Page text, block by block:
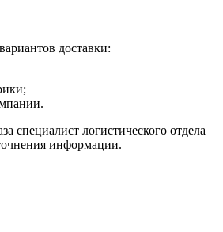
доставки:
специалист логистического отдела
информации.